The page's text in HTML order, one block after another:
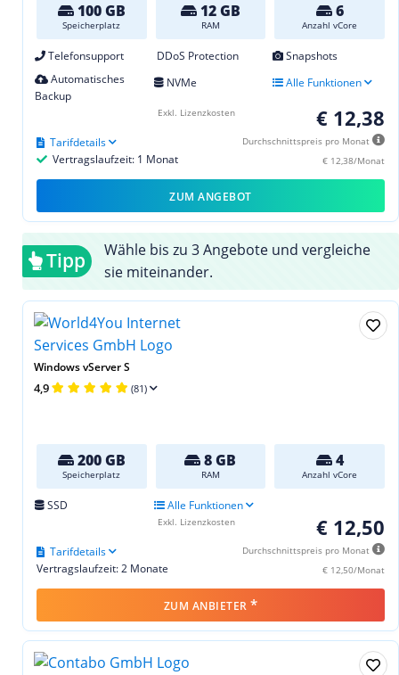
100 GB
Speicherplatz
12 GB
RAM
6
Anzahl vCore
Telefonsupport DDoS Protection
Snapshots
Automatisches
Backup
NVMe Alle Funktionen
€ 12,38
Durchschnittspreis pro Monat
€ 12,38/Monat
Vertragslaufzeit: 1 Monat
Tarifdetails
Exkl. Lizenzkosten
ZUM ANGEBOT
Tipp
Wähle bis zu 3 Angebote und vergleiche
sie miteinander.
Windows vServer S
4,9 (81)
200 GB
Speicherplatz
8 GB
RAM
4
Anzahl vCore
SSD Alle Funktionen
€ 12,50
Durchschnittspreis pro Monat
€ 12,50/Monat
Vertragslaufzeit: 2 Monate
Tarifdetails
Exkl. Lizenzkosten
ZUM ANBIETER *